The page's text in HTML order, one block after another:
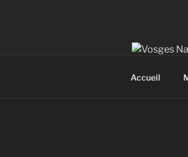
Accueil